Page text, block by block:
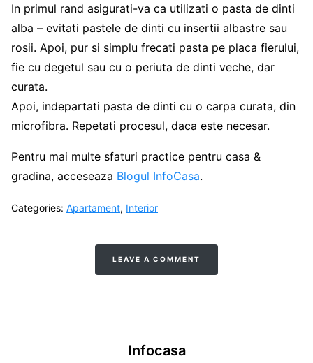
In primul rand asigurati-va ca utilizati o pasta de dinti
alba – evitati pastele de dinti cu insertii albastre sau
rosii. Apoi, pur si simplu frecati pasta pe placa fierului,
fie cu degetul sau cu o periuta de dinti veche, dar
curata.
Apoi, indepartati pasta de dinti cu o carpa curata, din
microfibra. Repetati procesul, daca este necesar.
Pentru mai multe sfaturi practice pentru casa &
gradina, acceseaza Blogul InfoCasa.
Categories: Apartament, Interior
LEAVE A COMMENT
Infocasa